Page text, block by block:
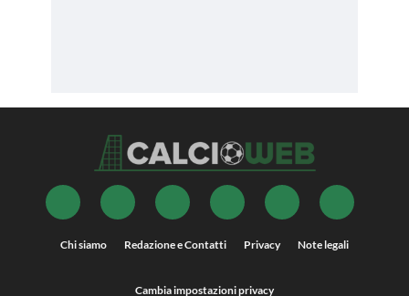
Chi siamo Redazione e Contatti Privacy Note legali
Cambia impostazioni privacy